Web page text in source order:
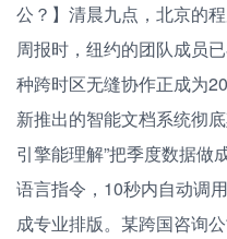
公？】清晨九点，北京的
周报时，纽约的团队成员
种跨时区无缝协作正成为
新推出的智能文档系统彻
引擎能理解”把季度数据做
语言指令，10秒内自动调
成专业排版。某跨国咨询